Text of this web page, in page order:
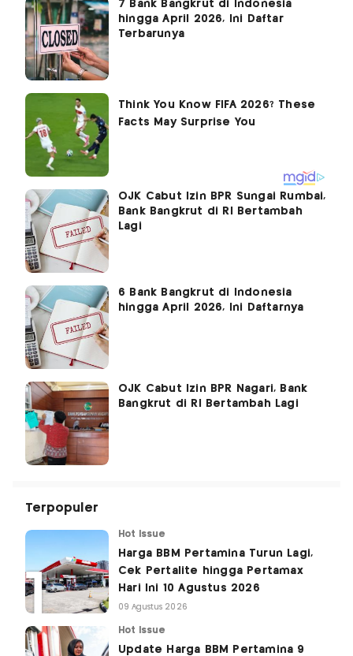
7 Bank Bangkrut di Indonesia
hingga April 2026, Ini Daftar
Terbarunya
OJK Cabut Izin BPR Sungai Rumbai,
Bank Bangkrut di RI Bertambah
Lagi
6 Bank Bangkrut di Indonesia
hingga April 2026, Ini Daftarnya
OJK Cabut Izin BPR Nagari, Bank
Bangkrut di RI Bertambah Lagi
Terpopuler
Hot Issue
Harga BBM Pertamina Turun Lagi,
Cek Pertalite hingga Pertamax
Hari Ini 10 Agustus 2026
09 Agustus 2026
Hot Issue
Update Harga BBM Pertamina 9